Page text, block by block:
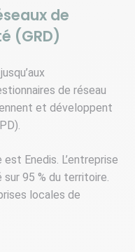
de
(GRD)
de réseau
et développent
Enedis. L’entreprise
95 % du territoire.
locales de